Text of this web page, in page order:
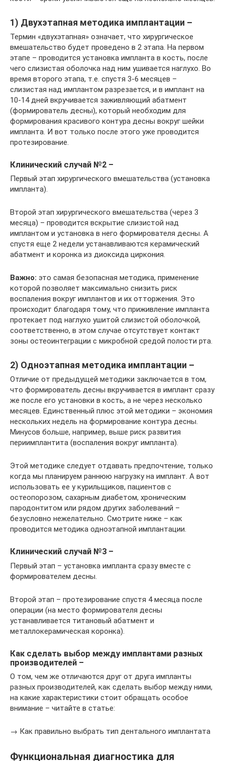
1) Двухэтапная методика имплантации –
Термин «двухэтапная» означает, что хирургическое
вмешательство будет проведено в 2 этапа. На первом
этапе – проводится установка импланта в кость, после
чего слизистая оболочка над ним ушивается наглухо. Во
время второго этапа, т.е. спустя 3-6 месяцев –
слизистая над имплантом разрезается, и в имплант на
10-14 дней вкручивается заживляющий абатмент
(формирователь десны), который необходим для
формирования красивого контура десны вокруг шейки
импланта. И вот только после этого уже проводится
протезирование.
Клинический случай №2 –
Первый этап хирургического вмешательства (установка
импланта).
Второй этап хирургического вмешательства (через 3
месяца) – проводится вскрытие слизистой над
имплантом и установка в него формирователя десны. А
спустя еще 2 недели устанавливаются керамический
абатмент и коронка из диоксида циркония.
Важно: это самая безопасная методика, применение
которой позволяет максимально снизить риск
воспаления вокруг имплантов и их отторжения. Это
происходит благодаря тому, что приживление импланта
протекает под наглухо ушитой слизистой оболочкой,
соответственно, в этом случае отсутствует контакт
зоны остеоинтеграции с микробной средой полости рта.
2) Одноэтапная методика имплантации –
Отличие от предыдущей методики заключается в том,
что формирователь десны вкручивается в имплант сразу
же после его установки в кость, а не через несколько
месяцев. Единственный плюс этой методики – экономия
нескольких недель на формирование контура десны.
Минусов больше, например, выше риск развития
периимплантита (воспаления вокруг импланта).
Этой методике следует отдавать предпочтение, только
когда мы планируем раннюю нагрузку на имплант. А вот
использовать ее у курильщиков, пациентов с
остеопорозом, сахарным диабетом, хроническим
пародонтитом или рядом других заболеваний –
безусловно нежелательно. Смотрите ниже – как
проводится методика одноэтапной имплантации.
Клинический случай №3 –
Первый этап – установка импланта сразу вместе с
формирователем десны.
Второй этап – протезирование спустя 4 месяца после
операции (на место формирователя десны
устанавливается титановый абатмент и
металлокерамическая коронка).
Как сделать выбор между имплантами разных
производителей –
О том, чем же отличаются друг от друга импланты
разных производителей, как сделать выбор между ними,
на какие характеристики стоит обращать особое
внимание – читайте в статье:
→ Как правильно выбрать тип дентального имплантата
Функциональная диагностика для